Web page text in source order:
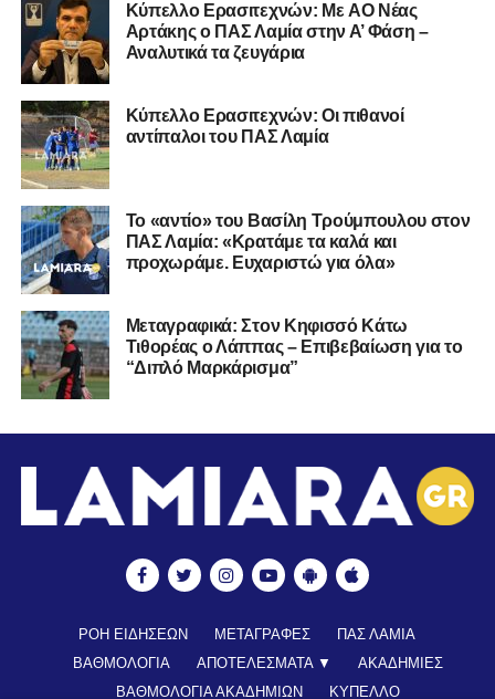
Kύπελλο Ερασιτεχνών: Με AO Nέας
Αρτάκης ο ΠΑΣ Λαμία στην Α’ Φάση –
Αναλυτικά τα ζευγάρια
Κύπελλο Ερασιτεχνών: Οι πιθανοί
αντίπαλοι του ΠΑΣ Λαμία
Το «αντίο» του Βασίλη Τρούμπουλου στον
ΠΑΣ Λαμία: «Κρατάμε τα καλά και
προχωράμε. Ευχαριστώ για όλα»
Μεταγραφικά: Στον Κηφισσό Κάτω
Τιθορέας ο Λάππας – Επιβεβαίωση για το
“Διπλό Μαρκάρισμα”
ΡΟΗ ΕΙΔΗΣΕΩΝ ΜΕΤΑΓΡΑΦΕΣ
ΠΑΣ ΛΑΜΙΑ
ΒΑΘΜΟΛΟΓΙΑ
ΑΠΟΤΕΛΕΣΜΑΤΑ ▼
ΑΚΑΔΗΜΙΕΣ
ΒΑΘΜΟΛΟΓΙΑ ΑΚΑΔΗΜΙΩΝ
ΚΥΠΕΛΛΟ